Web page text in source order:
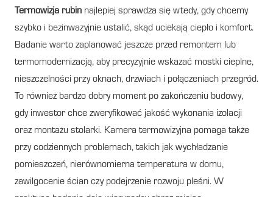
Termowizja rubin najlepiej sprawdza się wtedy, gdy chcemy
szybko i bezinwazyjnie ustalić, skąd uciekają ciepło i komfort.
Badanie warto zaplanować jeszcze przed remontem lub
termomodernizacją, aby precyzyjnie wskazać mostki cieplne,
nieszczelności przy oknach, drzwiach i połączeniach przegród.
To również bardzo dobry moment po zakończeniu budowy,
gdy inwestor chce zweryfikować jakość wykonania izolacji
oraz montażu stolarki. Kamera termowizyjna pomaga także
przy codziennych problemach, takich jak wychładzanie
pomieszczeń, nierównomierna temperatura w domu,
zawilgocenie ścian czy podejrzenie rozwoju pleśni. W